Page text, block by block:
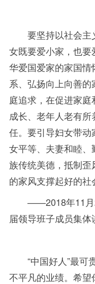
要坚持以社会主
女既要爱小家，也
华爱国爱家的家国
系、弘扬向上向善
庭追求，在促进家
成长、老年人老有
任。要引导妇女带
女平等、夫妻和睦
族传统美德，抵制
的家风支撑起好的社
——2018年11 月
届领导班子成员集
“中国好人”最可
不平凡的业绩。希